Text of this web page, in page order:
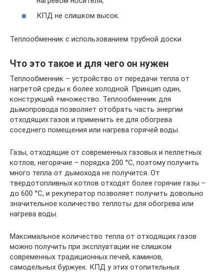
КПД не слишком высок.
Теплообменник с использованием трубной доски
Что это такое и для чего он нужен
Теплообменник – устройство от передачи тепла от
нагретой среды к более холодной. Принцип один,
конструкций +множество. Теплообменник для
дымопровода позволяет отобрать часть энергии
отходящих газов и применить ее для обогрева
соседнего помещения или нагрева горячей воды.
Газы, отходящие от современных газовых и пеллетных
котлов, негорячие – порядка 200 °С, поэтому получить
много тепла от дымохода не получится. От
твердотопливных котлов отходят более горячие газы –
до 600 °С, и рекуператор позволяет получить довольно
значительное количество теплоты для обогрева или
нагрева воды.
Максимальное количество тепла от отходящих газов
можно получить при эксплуатации не слишком
современных традиционных печей, каминов,
самодельных буржуек. КПД у этих отопительных